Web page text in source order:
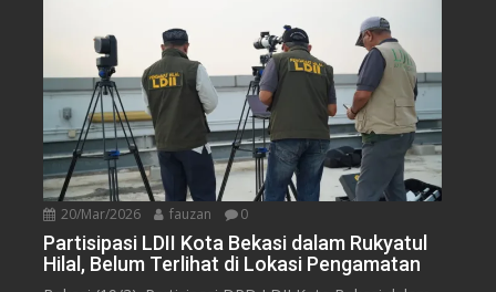
20/Mar/2026 fauzan 0
Partisipasi LDII Kota Bekasi dalam Rukyatul
Hilal, Belum Terlihat di Lokasi Pengamatan